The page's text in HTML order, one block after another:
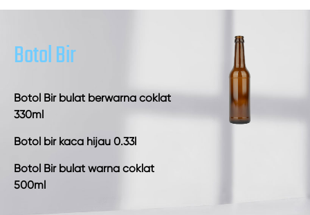
Botol Bir
Botol Bir bulat berwarna coklat
330ml
Botol bir kaca hijau 0.33l
Botol Bir bulat warna coklat
500ml